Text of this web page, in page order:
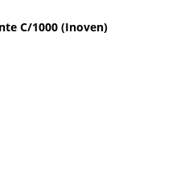
C/1000 (Inoven)